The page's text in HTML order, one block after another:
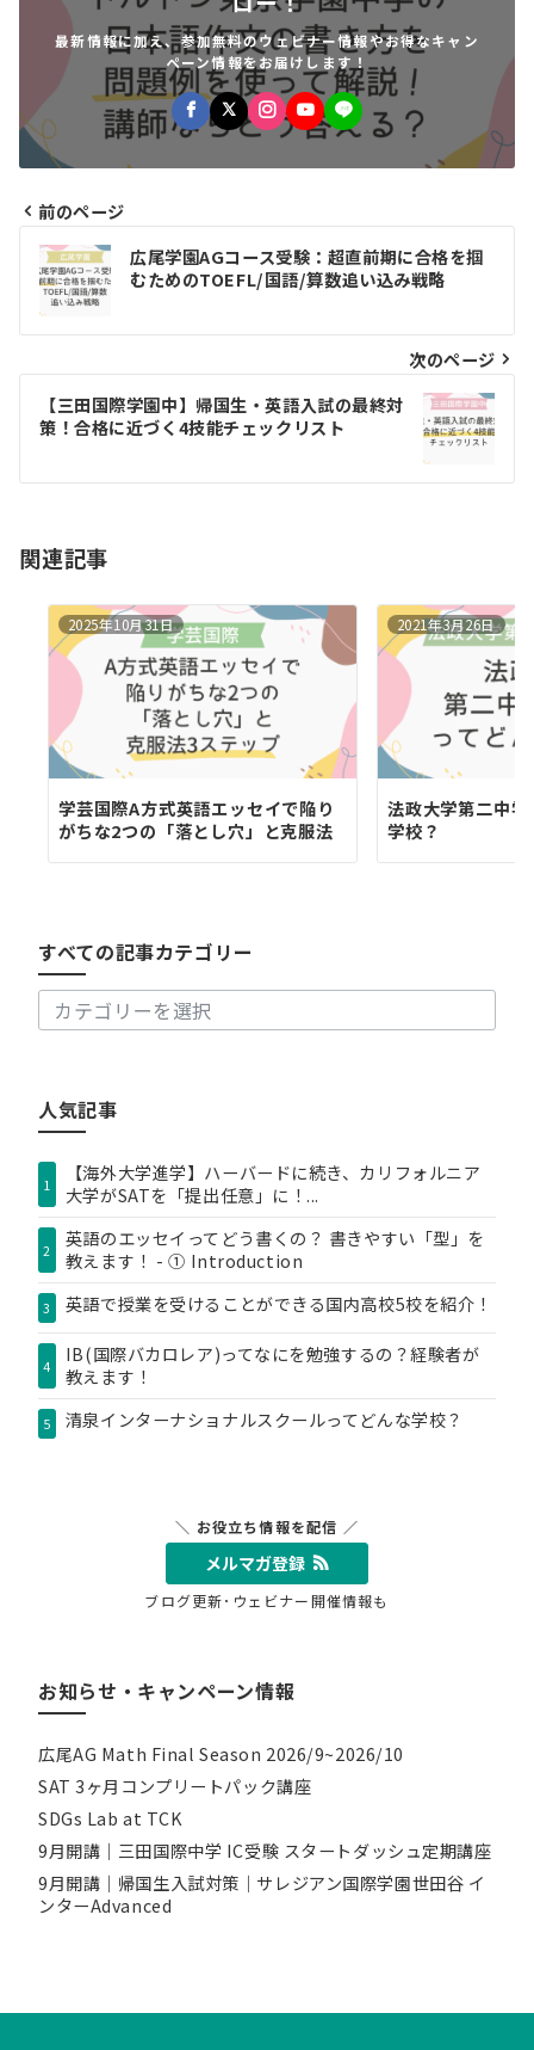
最新情報に加え、参加無料のウェビナー情報やお得なキャン
ペーン情報をお届けします！
投
稿
ナ
ビ
ー
シ
ン
前のページ
広尾学園AGコース受験：超直前期に合格を掴
むためのTOEFL/国語/算数追い込み戦略
次のページ
【三田国際学園中】帰国生・英語入試の最終対
策！合格に近づく4技能チェックリスト
関連記事
2025年10月31日
学芸国際A方式英語エッセイで陥り
がちな2つの「落とし穴」と克服法
2021年3月26日
法政大学第二中
学校？
すべての記事カテゴリー
す
記
事
ー
人気記事
1
【海外大学進学】ハーバードに続き、カリフォルニア
大学がSATを「提出任意」に！...
2
英語のエッセイってどう書くの？ 書きやすい「型」を
教えます！ - ① Introduction
3 英語で授業を受けることができる国内高校5校を紹介！
4
IB(国際バカロレア)ってなにを勉強するの？経験者が
教えます！
5 清泉インターナショナルスクールってどんな学校？
＼ お役立ち情報を配信 ／
メルマガ登録
ブログ更新･ウェビナー開催情報も
お知らせ・キャンペーン情報
広尾AG Math Final Season 2026/9~2026/10
SAT 3ヶ月コンプリートパック講座
SDGs Lab at TCK
9月開講｜三田国際中学 IC受験 スタートダッシュ定期講座
9月開講｜帰国生入試対策｜サレジアン国際学園世田谷 イ
ンターAdvanced